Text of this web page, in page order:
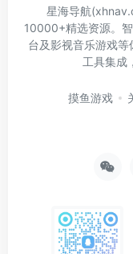
星海导航
10000+精选资源。
台及影视音乐游戏
工具集成
摸鱼游戏